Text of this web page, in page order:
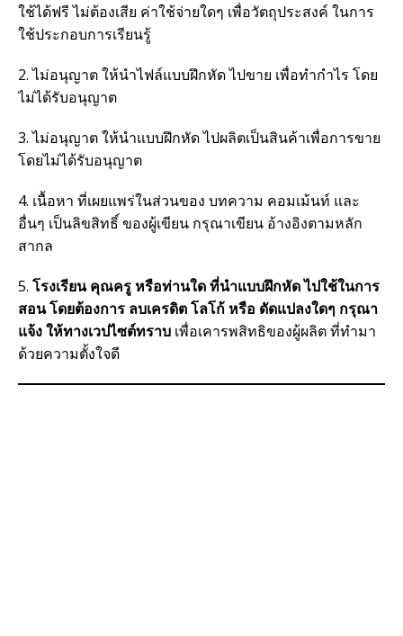
ใช้ได้ฟรี ไม่ต้องเสีย ค่าใช้จ่ายใดๆ เพื่อวัตถุประสงค์ ในการ
ใช้ประกอบการเรียนรู้
2. ไม่อนุญาต ให้นำไฟล์แบบฝึกหัด ไปขาย เพื่อทำกำไร โดย
ไม่ได้รับอนุญาต
3. ไม่อนุญาต ให้นำแบบฝึกหัด ไปผลิตเป็นสินค้าเพื่อการขาย
โดยไม่ได้รับอนุญาต
4. เนื้อหา ที่เผยแพร่ในส่วนของ บทความ คอมเม้นท์ และ
อื่นๆ เป็นลิขสิทธิ์ ของผู้เขียน กรุณาเขียน อ้างอิงตามหลัก
สากล
5. โรงเรียน คุณครู หรือท่านใด ที่นำแบบฝึกหัด ไปใช้ในการ
สอน โดยต้องการ ลบเครดิต โลโก้ หรือ ดัดแปลงใดๆ กรุณา
แจ้ง ให้ทางเวปไซต์ทราบ เพื่อเคารพสิทธิของผู้ผลิต ที่ทำมา
ด้วยความตั้งใจดี